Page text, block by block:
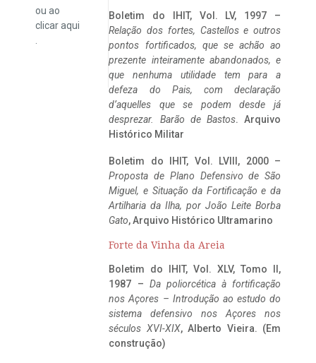
ou ao
clicaraqui
Boletim do IHIT, Vol. LV, 1997 –
Relação dos fortes, Castellos e outros
pontos fortificados, que se achão ao
prezente inteiramente abandonados, e
que nenhuma utilidade tem para a
defeza do Pais, com declaração
d’aquelles que se podem desde já
desprezar. Barão de Bastos. Arquivo
Histórico Militar
Boletim do IHIT, Vol. LVIII, 2000 –
Proposta de Plano Defensivo de São
Miguel, e Situação da Fortificação e da
Artilharia da Ilha, por João Leite Borba
Gato, Arquivo Histórico Ultramarino
Forte da Vinha da Areia
Boletim do IHIT, Vol. XLV, Tomo II,
1987 – Da poliorcética à fortificação
nos Açores – Introdução ao estudo do
sistema defensivo nos Açores nos
séculos XVI-XIX, Alberto Vieira. (Em
construção)